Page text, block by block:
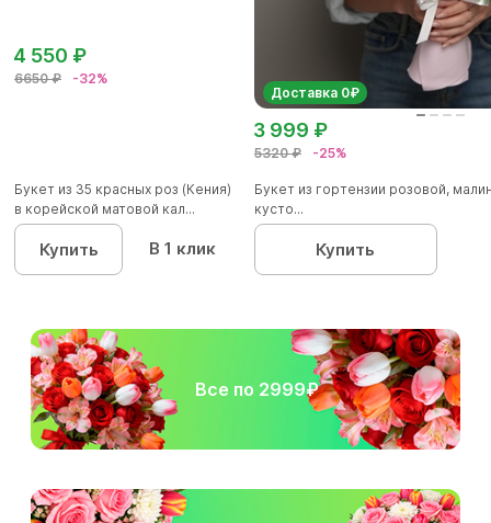
6650 ₽ -32%
4 550 ₽
Букет из 35 красных роз (Кения)
в корейской матовой кал...
Купить В 1 клик
Доставка 0₽
5320 ₽ -25%
3 999 ₽
Букет из гортензии розовой,
кусто...
Купить
Все по 2999₽